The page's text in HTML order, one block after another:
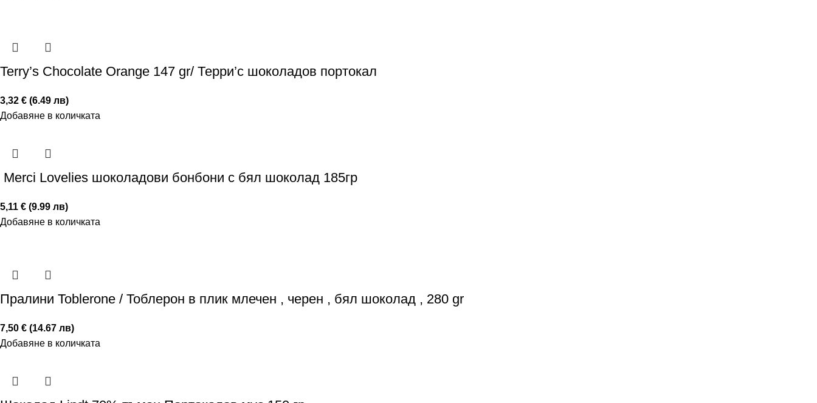
Terry’s Chocolate Orange 147 gr/ Терри’с шоколадов портокал
3,32 € (6.49 лв)
Добавяне в количката
Merci Lovelies шоколадови бонбони с бял шоколад 185гр
5,11 € (9.99 лв)
Добавяне в количката
Пралини Toblerone / Тоблерон в плик млечен , черен , бял шоколад , 280 gr
7,50 € (14.67 лв)
Добавяне в количката